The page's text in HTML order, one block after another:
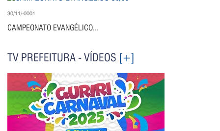
30/11/-0001
CAMPEONATO EVANGÉLICO...
TV PREFEITURA - VÍDEOS [+]